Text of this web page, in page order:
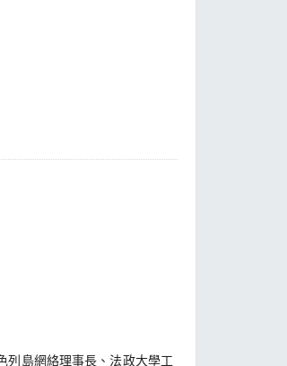
列島網絡理事長、法政大學工